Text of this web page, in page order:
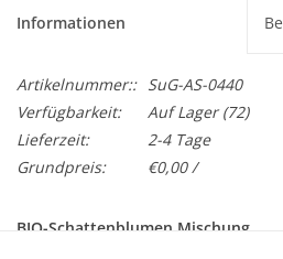
Informationen
Artikelnummer:: SuG-AS-0440
Verfügbarkeit:
Auf Lager(72)
Lieferzeit:
2-4 Tage
Grundpreis:
€0,00 /
BIO-Schattenblumen Mischung